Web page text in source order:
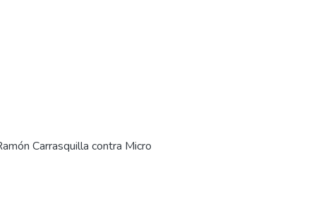
Carrasquilla contra Micro